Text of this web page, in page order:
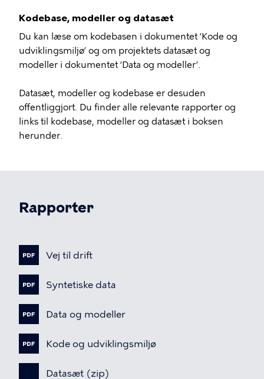
Kodebase, modeller og datasæt
Du kan læse om kodebasen i dokumentet ‘Kode og
udviklingsmiljø’ og om projektets datasæt og
modeller i dokumentet ‘Data og modeller’.
Datasæt, modeller og kodebase er desuden
offentliggjort. Du finder alle relevante rapporter og
links til kodebase, modeller og datasæt i boksen
herunder.
Rapporter
Vej til drift
Syntetiske data
Data og modeller
Kode og udviklingsmiljø
Datasæt (zip)